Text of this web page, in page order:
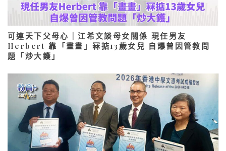
可連天下父母心｜江希文談母女關係 現任男友
Herbert 靠「畫畫」冧掂13歲女兒 自爆曾因管教問
題「炒大鑊」